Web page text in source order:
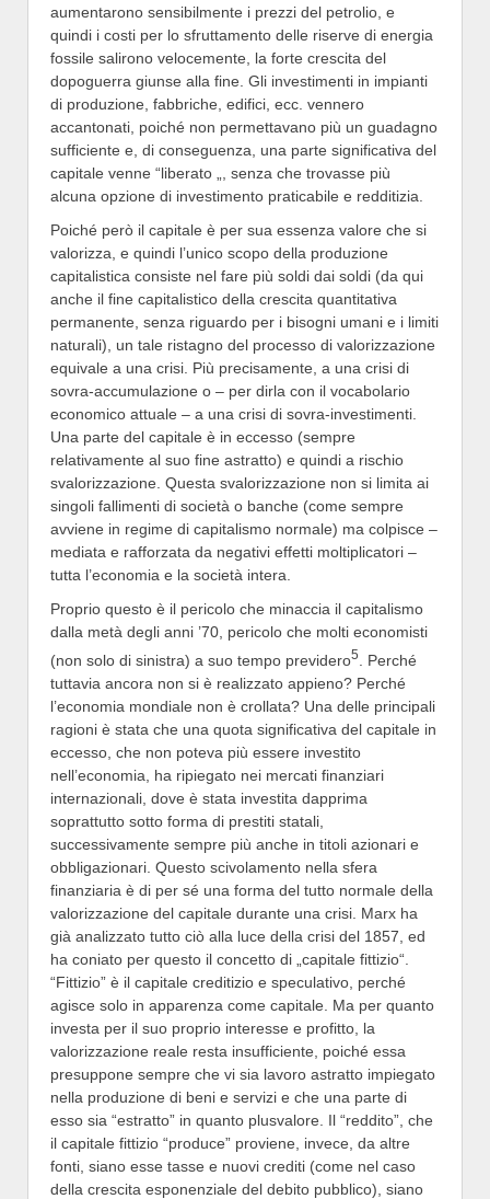
aumentarono sensibilmente i prezzi del petrolio, e
quindi i costi per lo sfruttamento delle riserve di energia
fossile salirono velocemente, la forte crescita del
dopoguerra giunse alla fine. Gli investimenti in impianti
di produzione, fabbriche, edifici, ecc. vennero
accantonati, poiché non permettavano più un guadagno
sufficiente e, di conseguenza, una parte significativa del
capitale venne “liberato „, senza che trovasse più
alcuna opzione di investimento praticabile e redditizia.
Poiché però il capitale è per sua essenza valore che si
valorizza, e quindi l’unico scopo della produzione
capitalistica consiste nel fare più soldi dai soldi (da qui
anche il fine capitalistico della crescita quantitativa
permanente, senza riguardo per i bisogni umani e i limiti
naturali), un tale ristagno del processo di valorizzazione
equivale a una crisi. Più precisamente, a una crisi di
sovra-accumulazione o – per dirla con il vocabolario
economico attuale – a una crisi di sovra-investimenti.
Una parte del capitale è in eccesso (sempre
relativamente al suo fine astratto) e quindi a rischio
svalorizzazione. Questa svalorizzazione non si limita ai
singoli fallimenti di società o banche (come sempre
avviene in regime di capitalismo normale) ma colpisce –
mediata e rafforzata da negativi effetti moltiplicatori –
tutta l’economia e la società intera.
Proprio questo è il pericolo che minaccia il capitalismo
dalla metà degli anni ’70, pericolo che molti economisti
(non solo di sinistra) a suo tempo previdero5
. Perché
tuttavia ancora non si è realizzato appieno? Perché
l’economia mondiale non è crollata? Una delle principali
ragioni è stata che una quota significativa del capitale in
eccesso, che non poteva più essere investito
nell’economia, ha ripiegato nei mercati finanziari
internazionali, dove è stata investita dapprima
soprattutto sotto forma di prestiti statali,
successivamente sempre più anche in titoli azionari e
obbligazionari. Questo scivolamento nella sfera
finanziaria è di per sé una forma del tutto normale della
valorizzazione del capitale durante una crisi. Marx ha
già analizzato tutto ciò alla luce della crisi del 1857, ed
ha coniato per questo il concetto di „capitale fittizio“.
“Fittizio” è il capitale creditizio e speculativo, perché
agisce solo in apparenza come capitale. Ma per quanto
investa per il suo proprio interesse e profitto, la
valorizzazione reale resta insufficiente, poiché essa
presuppone sempre che vi sia lavoro astratto impiegato
nella produzione di beni e servizi e che una parte di
esso sia “estratto” in quanto plusvalore. Il “reddito”, che
il capitale fittizio “produce” proviene, invece, da altre
fonti, siano esse tasse e nuovi crediti (come nel caso
della crescita esponenziale del debito pubblico), siano